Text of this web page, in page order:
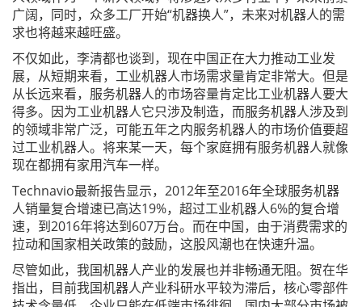
广阔，同时，众多工厂开始“机器换人”，未来对机器人的需
求也将越来越旺盛。
不仅如此，李清都也谈到，现在中国正在大力推动工业发
展，从短期来看，工业机器人市场需求量肯定非常大。但是
从长远来看，服务机器人的市场容量肯定比工业机器人要大
得多。因为工业机器人它只涉及制造，而服务机器人涉及到
的领域非常广泛，可能五年之内服务机器人的市场价值要超
过工业机器人。将来某一天，每个家庭拥有服务机器人就像
现在都拥有家用汽车一样。
Technavio最新报告显示，2012年至2016年全球服务机器
人销量复合增速已高达19%，超过工业机器人6%的复合增
速，到2016年将达到607万台。而在中国，由于消费需求的
拉动和国家相关政策的鼓励，这股风潮也在快速升温。
尽管如此，我国机器人产业的发展也并非畅通无阻。贺在华
指出，目前我国机器人产业科研水平较为滞后，核心零部件